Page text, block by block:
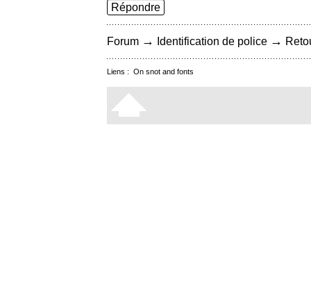
Répondre
Forum → Identification de police →
Liens : On snot and fonts